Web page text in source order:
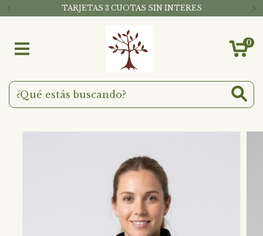
TARJETAS 3 CUOTAS SIN INTERES
0